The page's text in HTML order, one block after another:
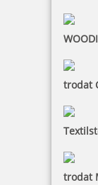
trodat
trodat